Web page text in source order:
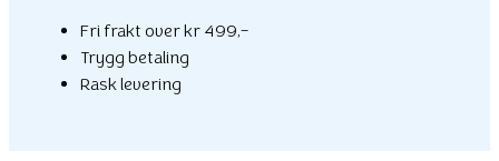
Fri frakt over kr 499,-
Trygg betaling
Rask levering